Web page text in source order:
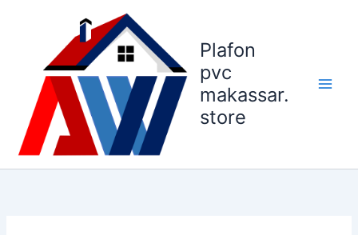
Plafon
pvc
makassar.
store